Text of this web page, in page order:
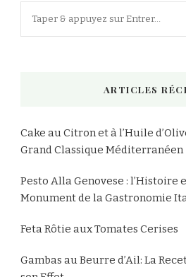
ARTICLES
Cake au Citron et à l’Huile
Grand Classique Méditerranéen
Pesto Alla Genovese : l’Histoire
Monument de la Gastronomie
Feta Rôtie aux Tomates Cerises
Gambas au Beurre d’Ail: La